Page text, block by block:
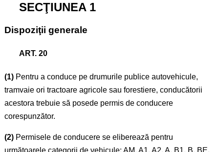
SECŢIUNEA 1
Dispoziţii generale
ART. 20
(1)Pentru a conduce pe drumurile publice autovehicule,
tramvaie ori tractoare agricole sau forestiere, conducătorii
acestora trebuie să posede permis de conducere
corespunzător.
(2)Permisele de conducere se eliberează pentru